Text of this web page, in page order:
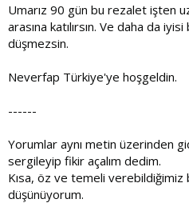
Umarız 90 gün bu rezalet işten
arasına katılırsın. Ve daha da
düşmezsin.
Neverfap Türkiye'ye hoşgeldin.
------
Yorumlar aynı metin üzerinden
sergileyip fikir açalım dedim.
Kısa, öz ve temeli verebildiğimiz
düşünüyorum.